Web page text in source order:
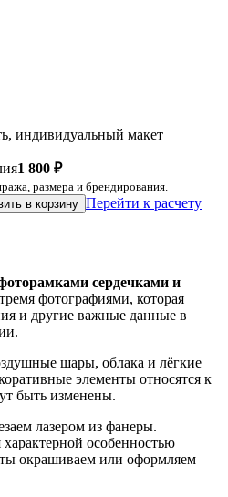
индивидуальный макет
1 800 ₽
размера и брендирования.
в корзину Перейти к расчету
сердечками и
фотографиями, которая
и другие важные данные в
шары, облака и лёгкие
элементы относятся к
быть изменены.
лазером из фанеры.
особенностью
окрашиваем или оформляем